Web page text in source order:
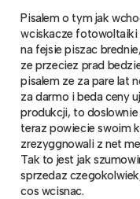
Pisalem o tym jak
wciskacze fotowoltaiki
na fejsie piszac
ze przeciez prad
pisalem ze za pare lat
za darmo i beda ceny
produkcji, to
teraz powiecie swoim
zrezyggnowali z net
Tak to jest jak
sprzedaz
cos wcisnac.